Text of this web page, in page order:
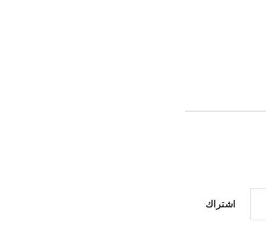
اشتراك